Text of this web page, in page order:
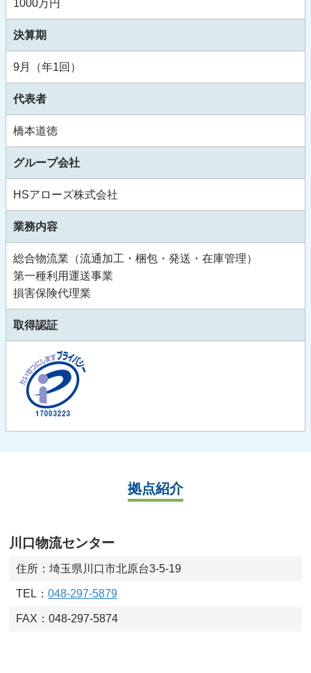
1000万円
決算期
9月（年1回）
代表者
橋本道徳
グループ会社
HSアローズ株式会社
業務内容
総合物流業（流通加工・梱包・発送・在庫管理）
第一種利用運送事業
損害保険代理業
取得認証
拠点紹介
川口物流センター
住所：埼玉県川口市北原台3-5-19
TEL： 048-297-5879
FAX：048-297-5874